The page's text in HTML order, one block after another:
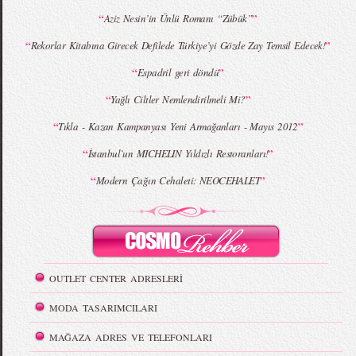
“Aziz Nesin’in Ünlü Romanı “Zübük””
“Rekorlar Kitabına Girecek Defilede Türkiye’yi Gözde Zay Temsil Edecek!”
“Espadril geri döndü”
“Yağlı Ciltler Nemlendirilmeli Mi?”
“Tıkla - Kazan Kampanyası Yeni Armağanları - Mayıs 2012”
“İstanbul`un MICHELIN Yıldızlı Restoranları!”
“Modern Çağın Cehaleti: NEOCEHALET”
OUTLET CENTER ADRESLERİ
MODA TASARIMCILARI
MAĞAZA ADRES VE TELEFONLARI